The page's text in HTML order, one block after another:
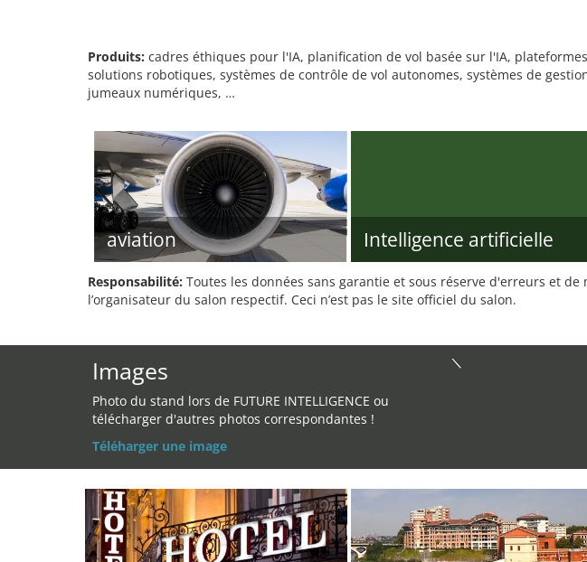
Produits: cadres éthiques pour l'IA, planification de vol basée sur l'IA,
solutions robotiques, systèmes de contrôle de vol autonomes, systèmes de
jumeaux numériques, …
aviation Intelligence artificielle
Responsabilité: Toutes les données sans garantie et sous réserve d'erreurs et
l’organisateur du salon respectif. Ceci n’est pas le site officiel du salon.
Images
Photo du stand lors de FUTURE INTELLIGENCE ou
télécharger d'autres photos correspondantes !
Téléharger une image